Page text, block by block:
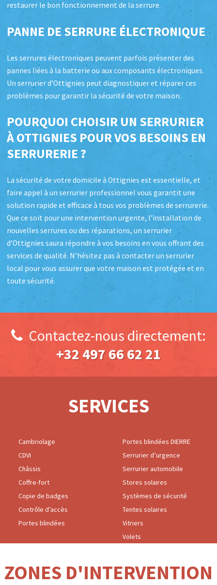
restaurer le bon fonctionnement de la serrure.
PANNE DE SERRURE ÉLECTRONIQUE
Les serrures électroniques peuvent parfois présenter des
pannes liées à la batterie ou aux composants électroniques.
Un serrurier d’Ottignies peut diagnostiquer et réparer ces
problèmes pour garantir la sécurité de votre maison.
POURQUOI CHOISIR UN SERRURIER
À OTTIGNIES POUR VOS BESOINS EN
SERRURERIE ?
La sécurité de votre domicile à Ottignies est essentielle, et
faire appel à un serrurier professionnel vous garantit une
solution rapide et efficace à tous vos problèmes de serrurerie.
Que ce soit pour une intervention urgente, l’installation de
nouvelles serrures ou des réparations, un serrurier
d’Ottignies saura répondre à vos besoins en vous offrant des
services de qualité. N’hésitez pas à contacter un serrurier
local pour vous assurer que votre maison est protégée et en
toute sécurité.
Contactez-nous directement:
+32 497 66 62 21
SERVICES
Cambriolage
CDVI
Châssis
Coffre-fort
Copie de badges
Contrôle d’accès
Portes blindées
Portes blindées DIERRE
Serrurier d’urgence
Serrurier automobile
Stores solaires
Systèmes de sécurité
Tentes solaires
Vitriers
Volets
ZONES D'INTERVENTION